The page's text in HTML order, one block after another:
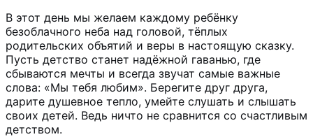
В этот день мы желаем каждому ребёнку
безоблачного неба над головой, тёплых
родительских объятий и веры в настоящую сказку.
Пусть детство станет надёжной гаванью, где
сбываются мечты и всегда звучат самые важные
слова: «Мы тебя любим». Берегите друг друга,
дарите душевное тепло, умейте слушать и слышать
своих детей. Ведь ничто не сравнится со счастливым
детством.